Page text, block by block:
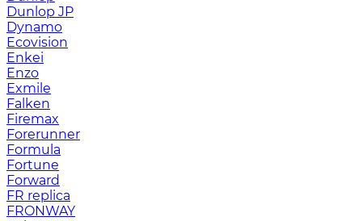
Dunlop JP
Dynamo
Ecovision
Enkei
Enzo
Exmile
Falken
Firemax
Forerunner
Formula
Fortune
Forward
FR replica
FRONWAY